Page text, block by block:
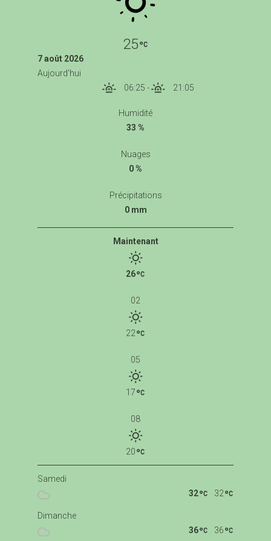
25
7 août 2026
Aujourd'hui
06:25 - 21:05
Humidité
33 %
Nuages
0 %
Précipitations
0 mm
Maintenant
26
02
22
05
17
08
20
Samedi
32
32
Dimanche
36
36